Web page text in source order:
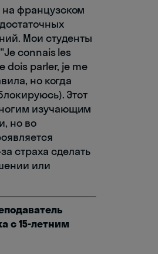
на французском
Мои студенты
connais les
dois parler, je me
но когда
Этот
изучающим
но во
страха сделать
или
с 15-летним